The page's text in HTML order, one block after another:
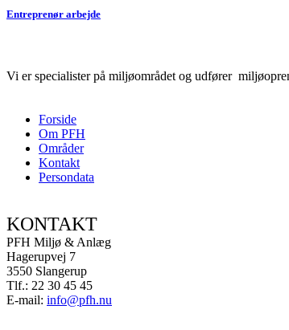
Entreprenør arbejde
Vi er specialister på miljøområdet og udfører
Forside
Om PFH
Områder
Kontakt
Persondata
KONTAKT
PFH Miljø & Anlæg
Hagerupvej 7
3550 Slangerup
Tlf.: 22 30 45 45
E-mail: info@pfh.nu